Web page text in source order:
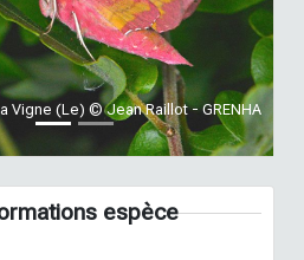
Vigne (Le) © Jean Raillot - GRENHA
espèce